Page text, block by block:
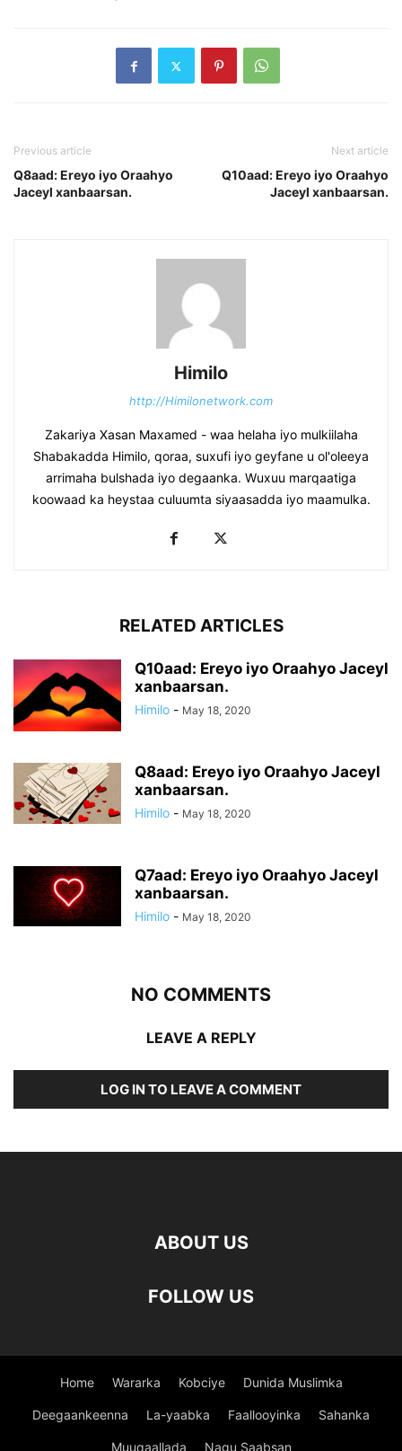
Previous article
Q8aad: Ereyo iyo Oraahyo
Jaceyl xanbaarsan.
Next article
Q10aad: Ereyo iyo Oraahyo
Jaceyl xanbaarsan.
Himilo
http://Himilonetwork.com
Zakariya Xasan Maxamed - waa helaha iyo mulkiilaha
Shabakadda Himilo, qoraa, suxufi iyo geyfane u ol'oleeya
arrimaha bulshada iyo degaanka. Wuxuu marqaatiga
koowaad ka heystaa culuumta siyaasadda iyo maamulka.
RELATED ARTICLES
Q10aad: Ereyo iyo Oraahyo Jaceyl
xanbaarsan.
Himilo - May 18, 2020
Q8aad: Ereyo iyo Oraahyo Jaceyl
xanbaarsan.
Himilo - May 18, 2020
Q7aad: Ereyo iyo Oraahyo Jaceyl
xanbaarsan.
Himilo - May 18, 2020
NO COMMENTS
LEAVE A REPLY
LOG IN TO LEAVE A COMMENT
ABOUT US
FOLLOW US
Home Wararka Kobciye Dunida Muslimka
Deegaankeenna La-yaabka Faallooyinka Sahanka
Muuqaallada Nagu Saabsan